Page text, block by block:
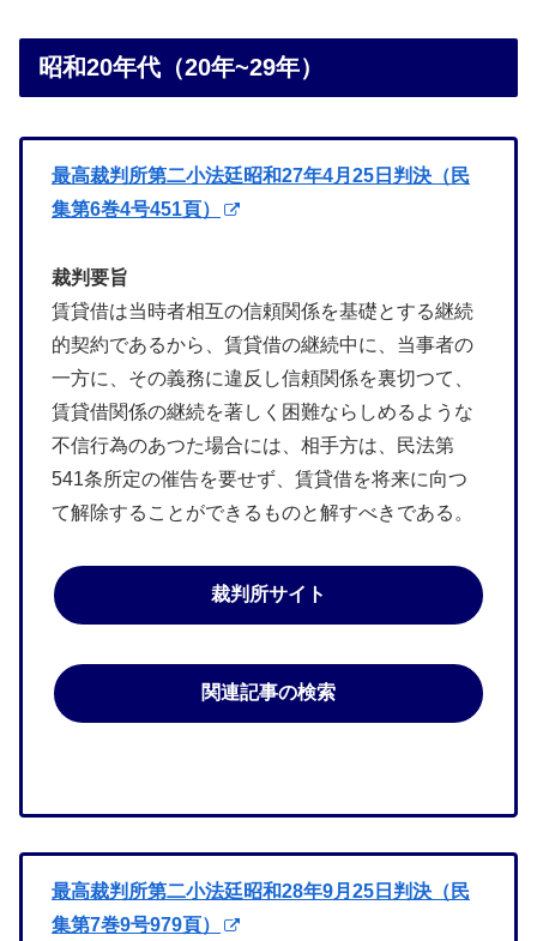
昭和20年代（20年~29年）
最高裁判所第二小法廷昭和27年4月25日判決（民
集第6巻4号451頁）
裁判要旨
賃貸借は当時者相互の信頼関係を基礎とする継続
的契約であるから、賃貸借の継続中に、当事者の
一方に、その義務に違反し信頼関係を裏切つて、
賃貸借関係の継続を著しく困難ならしめるような
不信行為のあつた場合には、相手方は、民法第
541条所定の催告を要せず、賃貸借を将来に向つ
て解除することができるものと解すべきである。
裁判所サイト
関連記事の検索
最高裁判所第二小法廷昭和28年9月25日判決（民
集第7巻9号979頁）